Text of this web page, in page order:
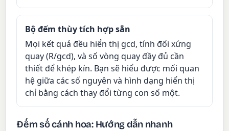
Bộ đếm thùy tích hợp sẵn
Mọi kết quả đều hiển thị gcd, tính đối xứng
quay (R/gcd), và số vòng quay đầy đủ cần
thiết để khép kín. Bạn sẽ hiểu được mối quan
hệ giữa các số nguyên và hình dạng hiển thị
chỉ bằng cách thay đổi từng con số một.
Đếm số cánh hoa: Hướng dẫn nhanh